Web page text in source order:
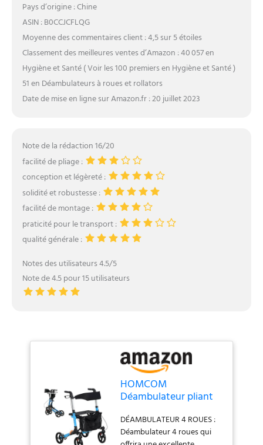
Pays d’origine : Chine
ASIN : B0CCJCFLQG
Moyenne des commentaires client : 4,5 sur 5 étoiles
Classement des meilleures ventes d’Amazon : 40 057 en
Hygiène et Santé ( Voir les 100 premiers en Hygiène et Santé )
51 en Déambulateurs à roues et rollators
Date de mise en ligne sur Amazon.fr : 20 juillet 2023
Note de la rédaction 16/20
facilité de pliage :
conception et légèreté :
solidité et robustesse :
facilité de montage :
praticité pour le transport :
qualité générale :
Notes des utilisateurs 4.5/5
Note de 4.5 pour 15 utilisateurs
HOMCOM
Déambulateur pliant
roues - pliable réglable
avec sac de
DÉAMBULATEUR 4 ROUES :
Déambulateur 4 roues qui